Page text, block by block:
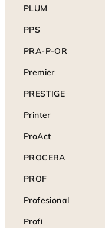
PLUM
PPS
PRA-P-OR
Premier
PRESTIGE
Printer
ProAct
PROCERA
PROF
Profesional
Profi